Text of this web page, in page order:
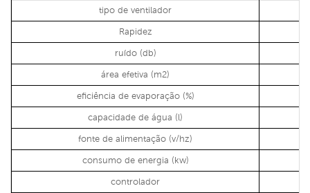
tipo de ventilador
Rapidez
ruído (db)
área efetiva (m2)
eficiência de evaporação (%)
capacidade de água (l)
fonte de alimentação (v/hz)
consumo de energia (kw)
controlador